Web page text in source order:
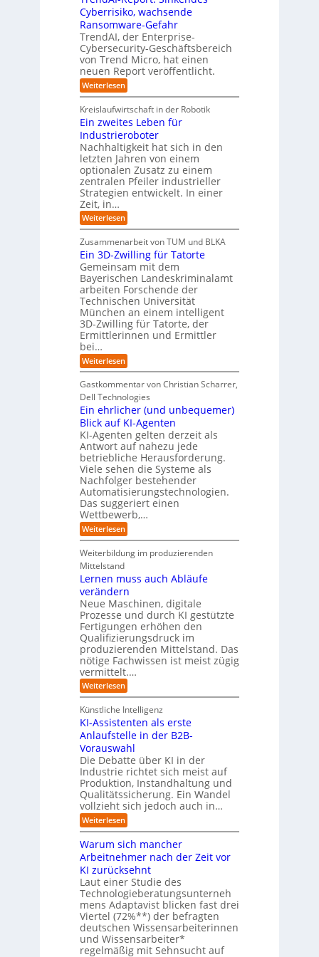
o
n
F
o
r
m
w
a
s
b
e
i
n
ü
b
e
r
n
i
c
h
t
e
u
r
o
p
i
s
c
h
e
n
R
o
u
t
e
-
H
e
r
s
t
e
l
l
e
r
n
e
r
O
r
i
e
n
t
i
e
r
u
n
g
d
u
s
t
r
i
a
l
A
I
n
S
A
P
:
W
i
e
s
u
b
e
r
e
D
a
t
e
n
K
I
-
r
o
j
e
k
t
e
i
n
d
e
r
I
n
d
u
s
t
r
i
e
e
r
m
ö
g
l
i
c
h
e
n
Cyberrisiko, wachsende
Ransomware-Gefahr
TrendAI, der Enterprise-
Cybersecurity-Geschäftsbereich
von Trend Micro, hat einen
neuen Report veröffentlicht.
Weiterlesen:
T
e
n
d
A
I
-
R
e
p
r
t
S
i
n
k
e
n
d
e
s
C
b
e
r
r
s
i
k
o
,
w
a
c
h
s
e
n
d
e
R
a
n
o
m
w
a
r
e
-
G
e
f
a
h
Kreislaufwirtschaft in der Robotik
Ein zweites Leben für
Industrieroboter
Nachhaltigkeit hat sich in den
letzten Jahren von einem
optionalen Zusatz zu einem
zentralen Pfeiler industrieller
Strategien entwickelt. In einer
Zeit, in…
Weiterlesen:
E
n
z
w
e
i
t
e
s
L
e
e
n
ü
r
I
n
d
u
s
t
r
i
e
r
o
b
o
t
r
Zusammenarbeit von TUM und BLKA
Ein 3D-Zwilling für Tatorte
Gemeinsam mit dem
Bayerischen Landeskriminalamt
arbeiten Forschende der
Technischen Universität
München an einem intelligent
3D-Zwilling für Tatorte, der
Ermittlerinnen und Ermittler
bei…
Weiterlesen:
E
n
3
D
-
Z
w
i
l
l
i
n
g
f
ü
r
T
t
o
r
t
e
Gastkommentar von Christian Scharrer,
Dell Technologies
Ein ehrlicher (und unbequemer)
Blick auf KI-Agenten
KI-Agenten gelten derzeit als
Antwort auf nahezu jede
betriebliche Herausforderung.
Viele sehen die Systeme als
Nachfolger bestehender
Automatisierungstechnologien.
Das suggeriert einen
Wettbewerb,…
Weiterlesen:
E
n
e
h
r
l
i
c
h
e
r
(
u
n
d
u
n
e
q
u
e
m
e
r
)
B
l
i
k
a
u
f
K
I
-
A
g
e
n
Weiterbildung im produzierenden
Mittelstand
Lernen muss auch Abläufe
verändern
Neue Maschinen, digitale
Prozesse und durch KI gestützte
Fertigungen erhöhen den
Qualifizierungsdruck im
produzierenden Mittelstand. Das
nötige Fachwissen ist meist zügig
vermittelt.…
Weiterlesen:
L
e
r
n
e
n
m
u
s
s
a
u
c
h
A
b
l
ä
u
f
e
v
e
r
ä
n
d
Künstliche Intelligenz
KI-Assistenten als erste
Anlaufstelle in der B2B-
Vorauswahl
Die Debatte über KI in der
Industrie richtet sich meist auf
Produktion, Instandhaltung und
Qualitätssicherung. Ein Wandel
vollzieht sich jedoch auch in…
Weiterlesen:
K
I
-
A
s
s
i
s
t
e
n
t
e
Warum sich mancher
Arbeitnehmer nach der Zeit vor
KI zurücksehnt
Laut einer Studie des
Technologieberatungsunterneh
mens Adaptavist blicken fast drei
Viertel (72%**) der befragten
deutschen Wissensarbeiterinnen
und Wissensarbeiter*
regelmäßig mit Sehnsucht auf